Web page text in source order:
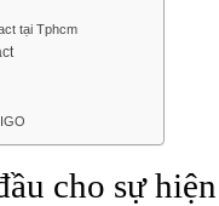
tại Tphcm
cho sự